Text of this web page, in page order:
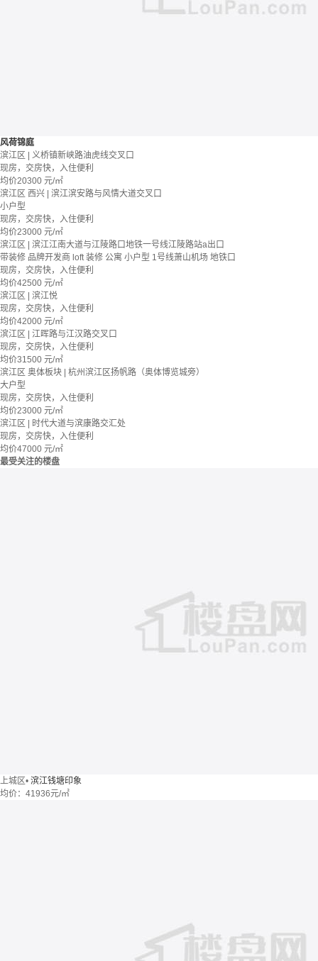
风荷锦庭
滨江区 | 义桥镇新峡路油虎线交叉口
现房，交房快，入住便利
均价20300 元/㎡
滨江区 西兴 | 滨江滨安路与风情大道交叉口
小户型
现房，交房快，入住便利
均价23000 元/㎡
滨江区 | 滨江江南大道与江陵路口地铁一号线江陵路站a出口
带装修 品牌开发商 loft 装修 公寓 小户型 1号线萧山机场 地铁口
现房，交房快，入住便利
均价42500 元/㎡
滨江区 | 滨江悦
现房，交房快，入住便利
均价42000 元/㎡
滨江区 | 江晖路与江汉路交叉口
现房，交房快，入住便利
均价31500 元/㎡
滨江区 奥体板块 | 杭州滨江区扬帆路（奥体博览城旁）
大户型
现房，交房快，入住便利
均价23000 元/㎡
滨江区 | 时代大道与滨康路交汇处
现房，交房快，入住便利
均价47000 元/㎡
最受关注的楼盘
上城区• 滨江钱塘印象
均价： 41936元/㎡